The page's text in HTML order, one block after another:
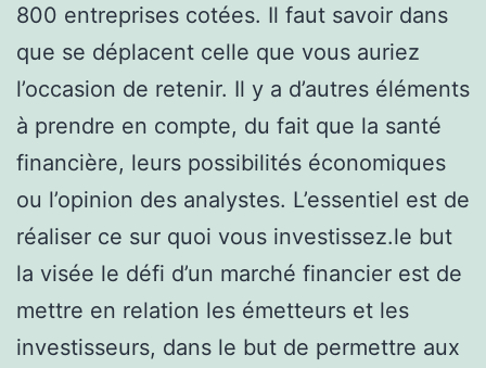
800 entreprises cotées. Il faut savoir dans
que se déplacent celle que vous auriez
l’occasion de retenir. Il y a d’autres éléments
à prendre en compte, du fait que la santé
financière, leurs possibilités économiques
ou l’opinion des analystes. L’essentiel est de
réaliser ce sur quoi vous investissez.le but
la visée le défi d’un marché financier est de
mettre en relation les émetteurs et les
investisseurs, dans le but de permettre aux